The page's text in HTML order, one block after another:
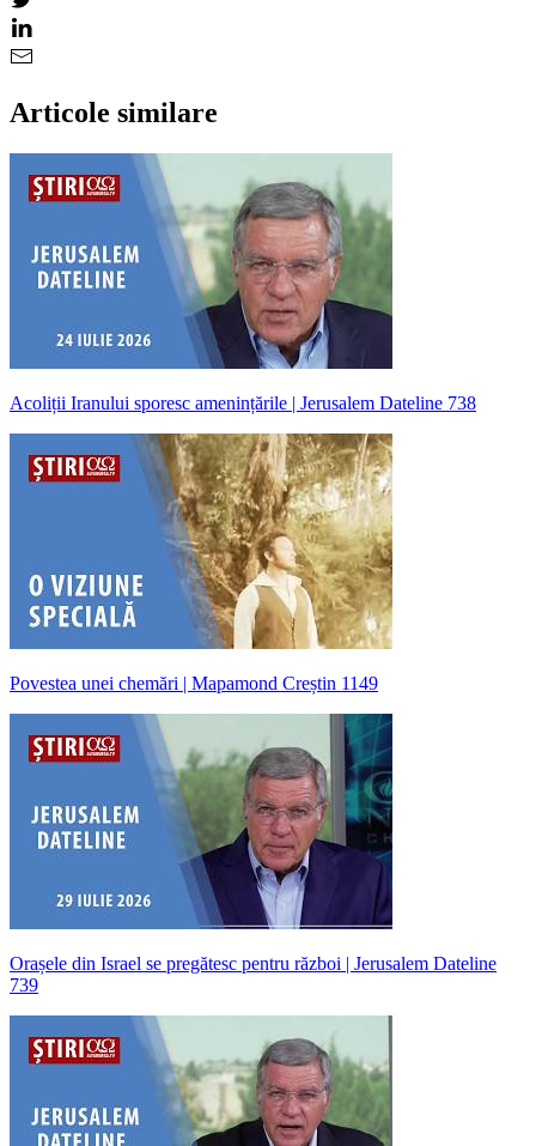
Articole similare
Acoliții Iranului sporesc amenințările | Jerusalem Dateline 738
Povestea unei chemări | Mapamond Creștin 1149
Orașele din Israel se pregătesc pentru război | Jerusalem Dateline
739